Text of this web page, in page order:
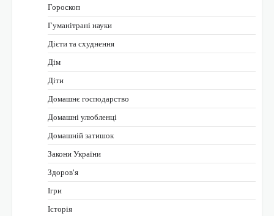
Гороскоп
Гуманітрані науки
Дієти та схуднення
Дім
Діти
Домашнє господарство
Домашні улюбленці
Домашній затишок
Закони України
Здоров'я
Ігри
Історія